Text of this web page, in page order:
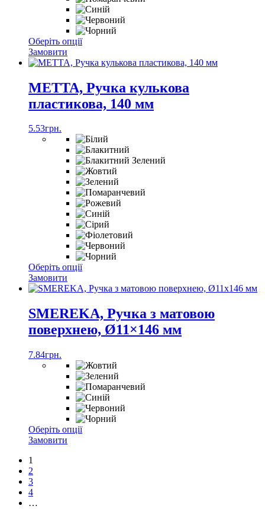
Оберіть опціїЦей
має
варіантів.
Параметри
можна
сторінці
товару
Замовити
METTA, Ручка кулькова
пластикова, 140 мм
5.53грн.
Оберіть опціїЦей
має
варіантів.
Параметри
можна
сторінці
товару
Замовити
SMEREKA, Ручка з матовою
поверхнею, Ø11×146 мм
7.84грн.
Оберіть опціїЦей
Замовити
1
2
3
4
…